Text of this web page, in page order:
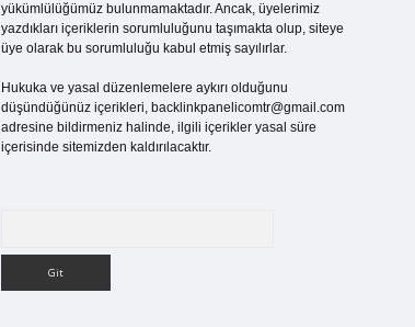
yükümlülüğümüz bulunmamaktadır. Ancak, üyelerimiz
yazdıkları içeriklerin sorumluluğunu taşımakta olup, siteye
üye olarak bu sorumluluğu kabul etmiş sayılırlar.
Hukuka ve yasal düzenlemelere aykırı olduğunu
düşündüğünüz içerikleri, backlinkpanelicomtr@gmail.com
adresine bildirmeniz halinde, ilgili içerikler yasal süre
içerisinde sitemizden kaldırılacaktır.